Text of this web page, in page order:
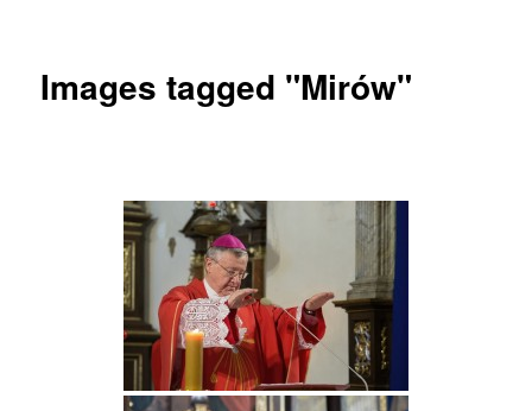
Images tagged "Mirów"